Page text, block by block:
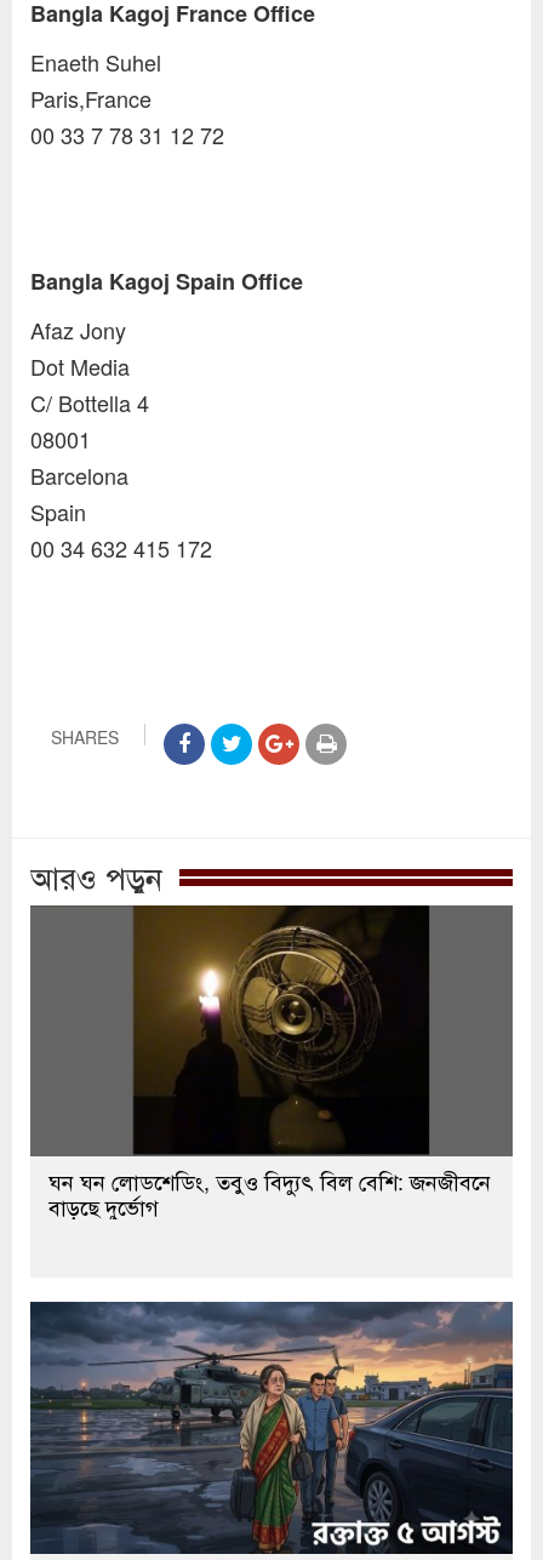
Bangla Kagoj France Office
Enaeth Suhel
Paris,France
00 33 7 78 31 12 72
Bangla Kagoj Spain Office
Afaz Jony
Dot Media
C/ Bottella 4
08001
Barcelona
Spain
00 34 632 415 172
SHARES
আরও পড়ুন
ঘন ঘন লোডশেডিং, তবুও বিদ্যুৎ বিল বেশি: জনজীবনে
বাড়ছে দুর্ভোগ